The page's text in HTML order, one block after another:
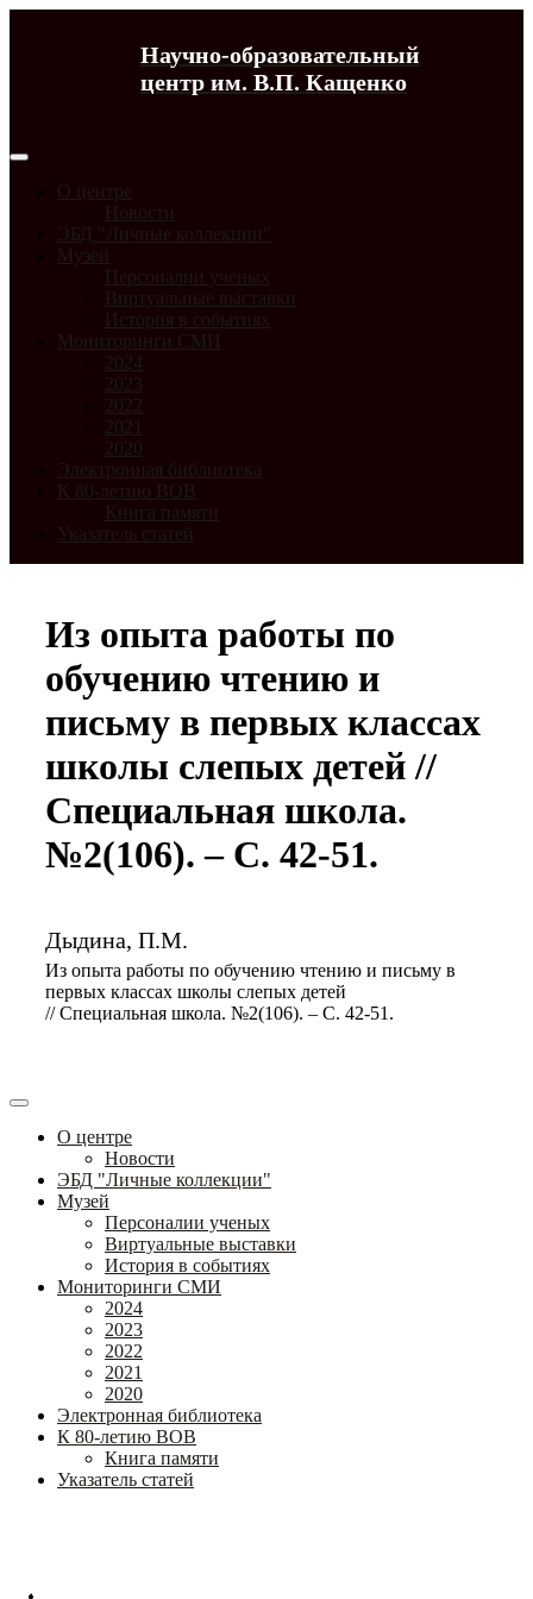
Научно-образовательный
центр им. В.П. Кащенко
О центре
Новости
ЭБД "Личные коллекции"
Музей
Персоналии ученых
Виртуальные выставки
История в событиях
Мониторинги СМИ
2024
2023
2022
2021
2020
Электронная библиотека
К 80-летию ВОВ
Книга памяти
Указатель статей
Из опыта работы по
обучению чтению и
письму в первых классах
школы слепых детей //
Специальная школа.
№2(106). – С. 42-51.
Дыдина, П.М.
Из опыта работы по обучению чтению и письму в
первых классах школы слепых детей
// Специальная школа. №2(106). – С. 42-51.
О центре
Новости
ЭБД "Личные коллекции"
Музей
Персоналии ученых
Виртуальные выставки
История в событиях
Мониторинги СМИ
2024
2023
2022
2021
2020
Электронная библиотека
К 80-летию ВОВ
Книга памяти
Указатель статей